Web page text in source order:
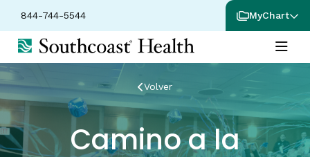
844-744-5544 MyChart
Volver
Camino a la